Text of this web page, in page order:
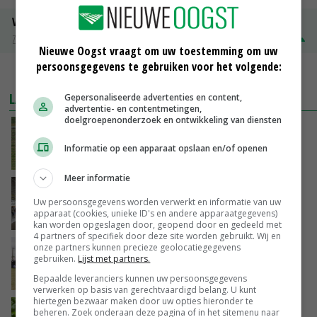
Volle melkpoeder
Zuivel NL
MEER MARKTPRIJZEN
LAATSTE NIEUWS
Fritesnotering stijgt door tot maximaal 30
euro
trekken honderden bezoekers
VANDAAG, 15:50
Vakbeurs Libramont: van trekpaard tot
laserwieder
VANDAAG, 15:22
NAK verlaagt iets minder pootgoed dan vorig
Nieuwe Oogst vraagt om uw toestemming om uw
persoonsgegevens te gebruiken voor het volgende:
Gepersonaliseerde advertenties en content,
advertentie- en contentmetingen,
doelgroepenonderzoek en ontwikkeling van diensten
Informatie op een apparaat opslaan en/of openen
Meer informatie
Uw persoonsgegevens worden verwerkt en informatie van uw
apparaat (cookies, unieke ID's en andere apparaatgegevens)
kan worden opgeslagen door, geopend door en gedeeld met
4 partners of specifiek door deze site worden gebruikt. Wij en
onze partners kunnen precieze geolocatiegegevens
gebruiken. Lijst met partners.
Bepaalde leveranciers kunnen uw persoonsgegevens
verwerken op basis van gerechtvaardigd belang. U kunt
hiertegen bezwaar maken door uw opties hieronder te
beheren. Zoek onderaan deze pagina of in het sitemenu naar